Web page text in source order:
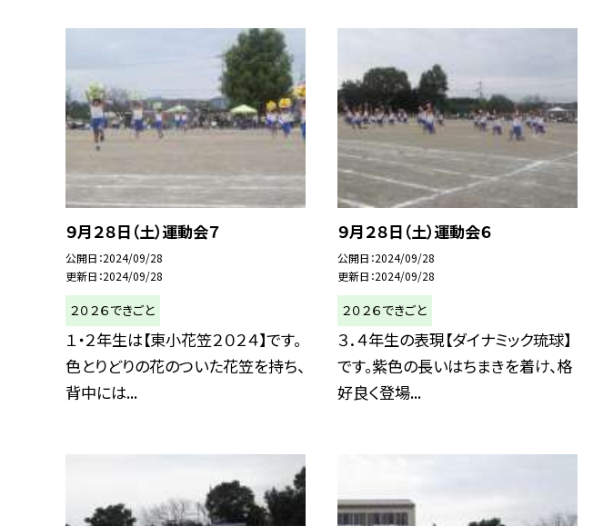
９月２８日（土）運動会７
公開日 2024/09/28
更新日 2024/09/28
２０２６できごと
１・２年生は【東小花笠２０２４】です。
色とりどりの花のついた花笠を持ち、
背中には...
９月２８日（土）運動会６
公開日 2024/09/28
更新日 2024/09/28
２０２６できごと
３．４年生の表現【ダイナミック琉球】
です。紫色の長いはちまきを着け、格
好良く登場...